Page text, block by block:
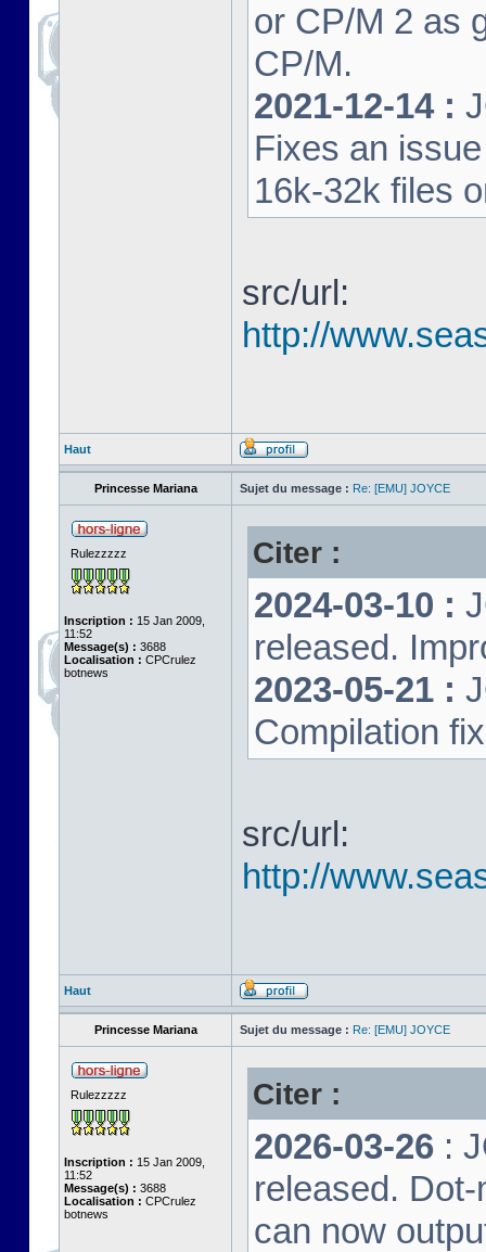
or CP/M 2 as
CP/M.
2021-12-14 :
Fixes an
16k-32k files
src/url:
http://
Haut
Princesse Mariana Sujet du message : Re: [EMU] JOYCE
Rulezzzzz
Inscription : 15 Jan 2009,
11:52
Message(s) : 3688
Localisation : CPCrulez
botnews
Citer :
2024-03-10 :
released.
2023-05-21 :
Compilation
src/url:
http://
Haut
Princesse Mariana Sujet du message : Re: [EMU] JOYCE
Rulezzzzz
Inscription : 15 Jan 2009,
11:52
Message(s) : 3688
Localisation : CPCrulez
botnews
Citer :
2026-03-26 :
released.
can now